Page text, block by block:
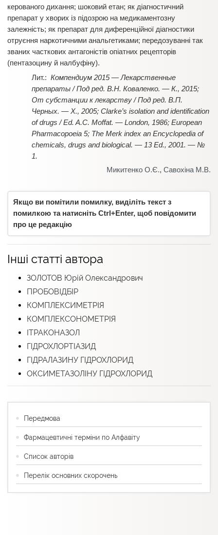
керованого дихання; шоковий етан; як діагностичний
препарат у хворих із підозрою на медикаментозну
залежність; як препарат для диференційної діагностики
отруєння наркотичними анальгетиками; передозуванні так
званих часткових антагоністів опіатних рецепторів
(пентазоцину й налбуфіну).
Компендиум 2015 — Лекарственные
препараты / Под ред. В.Н. Коваленко. — К., 2015;
От субстанции к лекарству / Под ред. В.П.
Черных. — Х., 2005; Clarke’s isolation and identification
of drugs / Ed. A.C. Moffat. — London, 1986; European
Pharmacopoeia 5; The Merk index an Encyclopedia of
chemicals, drugs and biological. — 13 Ed., 2001. — №
1.
Микитенко О.Є., Савохіна М.В.
Якщо ви помітили помилку, виділіть текст з
помилкою та натисніть Ctrl+Enter, щоб повідомити
про це редакцію
Інші статті автора
ЗОЛОТОВ Юрій Олександрович
ПРОБОВІДБІР
КОМПЛЕКСИМЕТРІЯ
КОМПЛЕКСОНОМЕТРІЯ
ІТРАКОНАЗОЛ
ГІДРОХЛОРТІАЗИД
ГІДРАЛАЗИНУ ГІДРОХЛОРИД
ОКСИМЕТАЗОЛІНУ ГІДРОХЛОРИД
Передмова
Фармацевтичні терміни по Алфавіту
Список авторів
Перелік основних скорочень